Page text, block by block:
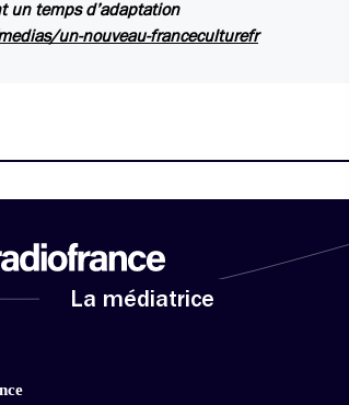
un temps d’adaptation
un-nouveau-franceculturefr
La médiatrice